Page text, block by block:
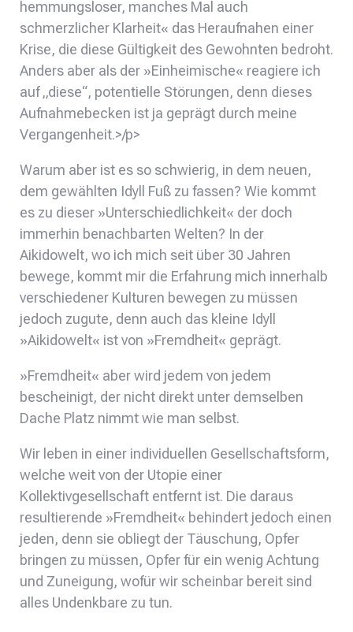
hemmungsloser, manches Mal auch
schmerzlicher Klarheit« das Heraufnahen einer
Krise, die diese Gültigkeit des Gewohnten bedroht.
Anders aber als der »Einheimische« reagiere ich
auf „diese“, potentielle Störungen, denn dieses
Aufnahmebecken ist ja geprägt durch meine
Vergangenheit.>/p>
Warum aber ist es so schwierig, in dem neuen,
dem gewählten Idyll Fuß zu fassen? Wie kommt
es zu dieser »Unterschiedlichkeit« der doch
immerhin benachbarten Welten? In der
Aikidowelt, wo ich mich seit über 30 Jahren
bewege, kommt mir die Erfahrung mich innerhalb
verschiedener Kulturen bewegen zu müssen
jedoch zugute, denn auch das kleine Idyll
»Aikidowelt« ist von »Fremdheit« geprägt.
»Fremdheit« aber wird jedem von jedem
bescheinigt, der nicht direkt unter demselben
Dache Platz nimmt wie man selbst.
Wir leben in einer individuellen Gesellschaftsform,
welche weit von der Utopie einer
Kollektivgesellschaft entfernt ist. Die daraus
resultierende »Fremdheit« behindert jedoch einen
jeden, denn sie obliegt der Täuschung, Opfer
bringen zu müssen, Opfer für ein wenig Achtung
und Zuneigung, wofür wir scheinbar bereit sind
alles Undenkbare zu tun.